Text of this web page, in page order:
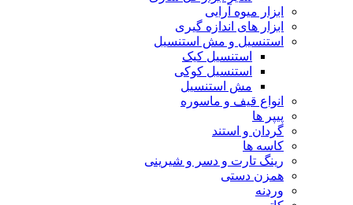
ابزار میوه آرایی
ابزار های اندازه گیری
استنسیل و مش استنسیل
استنسیل کیک
استنسیل کوکی
مش استنسیل
انواع قیف و ماسوره
پیپر ها
گردان و استند
کاسه ها
رینگ تارت و دسر و شیرینی
همزن دستی
وردنه